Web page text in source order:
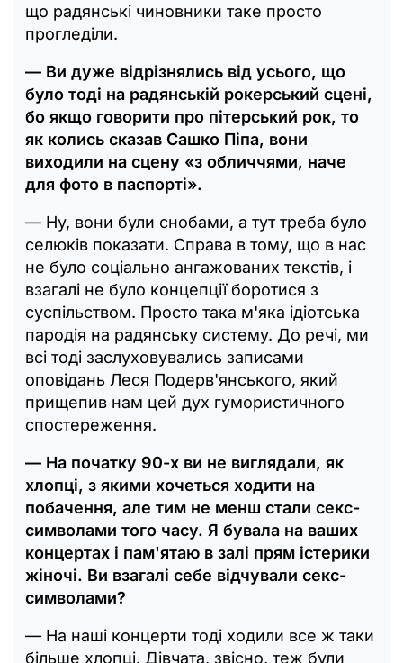
що радянські чиновники таке просто
прогледіли.
— Ви дуже відрізнялись від усього, що
було тоді на радянській рокерський сцені,
бо якщо говорити про пітерський рок, то
як колись сказав Сашко Піпа, вони
виходили на сцену «з обличчями, наче
для фото в паспорті».
— Ну, вони були снобами, а тут треба було
селюків показати. Справа в тому, що в нас
не було соціально ангажованих текстів, і
взагалі не було концепції боротися з
суспільством. Просто така м'яка ідіотська
пародія на радянську систему. До речі, ми
всі тоді заслуховувались записами
оповідань Леся Подерв'янського, який
прищепив нам цей дух гумористичного
спостереження.
— На початку 90-х ви не виглядали, як
хлопці, з якими хочеться ходити на
побачення, але тим не менш стали секс-
символами того часу. Я бувала на ваших
концертах і пам'ятаю в залі прям істерики
жіночі. Ви взагалі себе відчували секс-
символами?
— На наші концерти тоді ходили все ж таки
більше хлопці. Дівчата, звісно, теж були